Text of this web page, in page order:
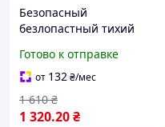
Безопасный
безлопастный тихий
,мини-кондиционер с
аккумулятором для офиса
и дома
Готово к отправке
от 132₴/мес
1 320.20₴
1 610 ₴